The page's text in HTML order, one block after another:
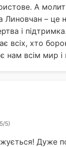
А
Линовчан – це
і
всіх, хто
нам всім мир і
5)
Дуже